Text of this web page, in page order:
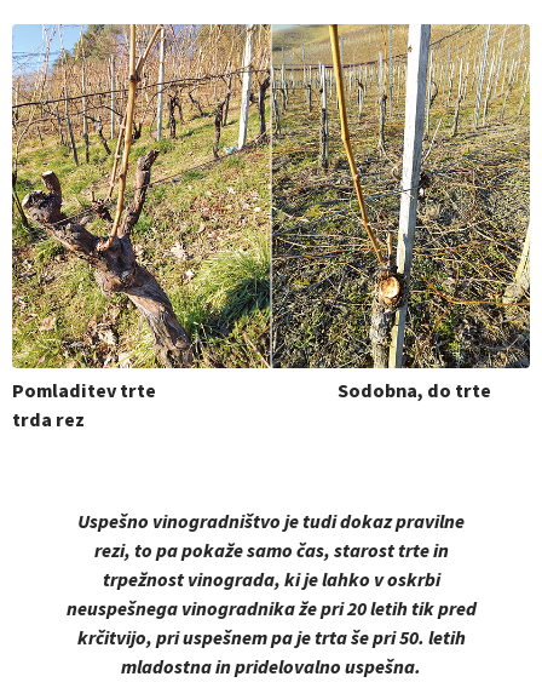
Pomladitev trte
Sodobna, do trte
trda rez
Uspešno vinogradništvo je tudi dokaz pravilne
rezi, to pa pokaže samo čas, starost trte in
trpežnost vinograda, ki je lahko v oskrbi
neuspešnega vinogradnika že pri 20 letih tik pred
krčitvijo, pri uspešnem pa je trta še pri 50. letih
mladostna in pridelovalno uspešna.